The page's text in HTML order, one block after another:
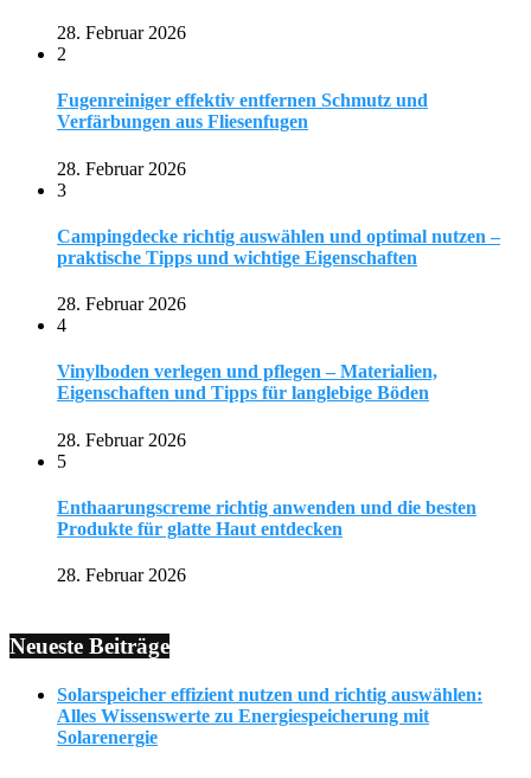
28. Februar 2026
2
Fugenreiniger effektiv entfernen Schmutz und
Verfärbungen aus Fliesenfugen
28. Februar 2026
3
Campingdecke richtig auswählen und optimal nutzen –
praktische Tipps und wichtige Eigenschaften
28. Februar 2026
4
Vinylboden verlegen und pflegen – Materialien,
Eigenschaften und Tipps für langlebige Böden
28. Februar 2026
5
Enthaarungscreme richtig anwenden und die besten
Produkte für glatte Haut entdecken
28. Februar 2026
Neueste Beiträge
Solarspeicher effizient nutzen und richtig auswählen:
Alles Wissenswerte zu Energiespeicherung mit
Solarenergie